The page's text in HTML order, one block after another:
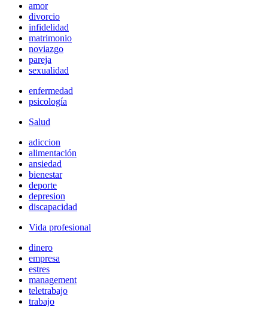
amor
divorcio
infidelidad
matrimonio
noviazgo
pareja
sexualidad
enfermedad
psicología
Salud
adiccion
alimentación
ansiedad
bienestar
deporte
depresion
discapacidad
Vida profesional
dinero
empresa
estres
management
teletrabajo
trabajo